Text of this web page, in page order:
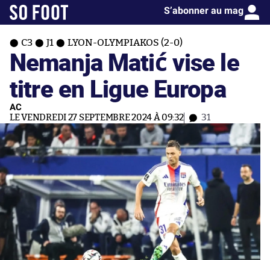
S’abonner au mag
C3 J1 LYON-OLYMPIAKOS (2-0)
Nemanja Matić vise le
titre en Ligue Europa
AC
LE VENDREDI 27 SEPTEMBRE 2024 À 09:32 31